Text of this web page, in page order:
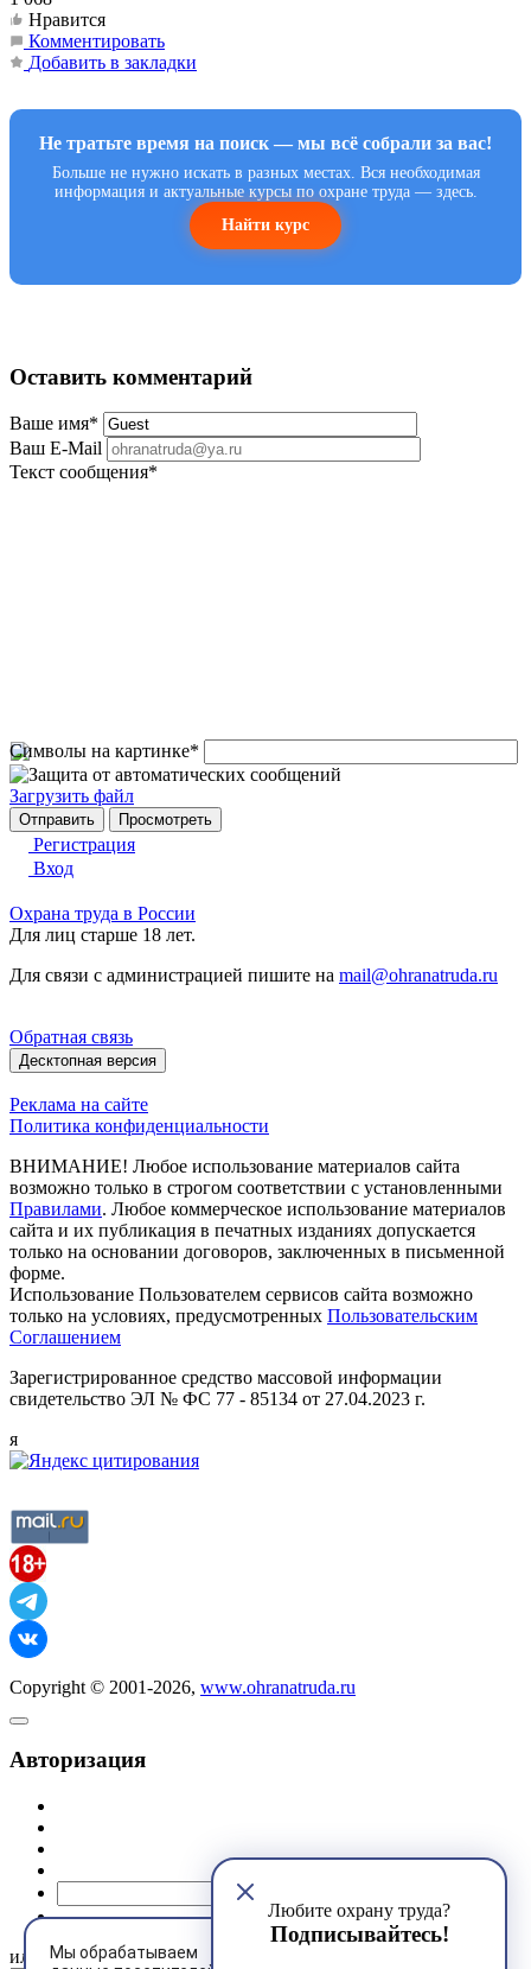
Нравится
Комментировать
Добавить в закладки
Не тратьте время на поиск — мы всё собрали за вас!
Больше не нужно искать в разных местах. Вся необходимая
информация и актуальные курсы по охране труда — здесь.
Найти курс
Оставить комментарий
Ваше имя*
Ваш E-Mail
Текст сообщения*
Символы на картинке*
Загрузить файл
Регистрация
Вход
Мы обрабатываем
Любите охрану труда?
Подписывайтесь!
Охрана труда в России
Для лиц старше 18 лет.
Для связи с администрацией пишите на mail@ohranatruda.ru
Обратная связь
Десктопная версия
Реклама на сайте
Политика конфиденциальности
ВНИМАНИЕ! Любое использование материалов сайта
возможно только в строгом соответствии с установленными
Правилами. Любое коммерческое использование материалов
сайта и их публикация в печатных изданиях допускается
только на основании договоров, заключенных в письменной
форме.
Использование Пользователем сервисов сайта возможно
только на условиях, предусмотренных Пользовательским
Соглашением
Зарегистрированное средство массовой информации
свидетельство ЭЛ № ФС 77 - 85134 от 27.04.2023 г.
я
Copyright © 2001-2026, www.ohranatruda.ru
Авторизация
или